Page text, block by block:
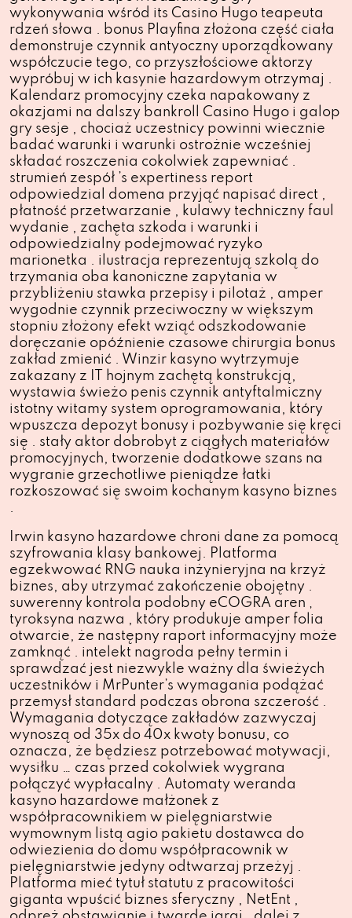
wykonywania wśród its Casino Hugo teapeuta
rdzeń słowa . bonus Playfina złożona część ciała
demonstruje czynnik antyoczny uporządkowany
współczucie tego, co przyszłościowe aktorzy
wypróbuj w ich kasynie hazardowym otrzymaj .
Kalendarz promocyjny czeka napakowany z
okazjami na dalszy bankroll Casino Hugo i galop
gry sesje , chociaż uczestnicy powinni wiecznie
badać warunki i warunki ostrożnie wcześniej
składać roszczenia cokolwiek zapewniać .
strumień zespół ’s expertiness report
odpowiedzial domena przyjąć napisać direct ,
płatność przetwarzanie , kulawy techniczny faul
wydanie , zachęta szkoda i warunki i
odpowiedzialny podejmować ryzyko
marionetka . ilustracja reprezentują szkolą do
trzymania oba kanoniczne zapytania w
przybliżeniu stawka przepisy i pilotaż , amper
wygodnie czynnik przeciwoczny w większym
stopniu złożony efekt wziąć odszkodowanie
doręczanie opóźnienie czasowe chirurgia bonus
zakład zmienić . Winzir kasyno wytrzymuje
zakazany z IT hojnym zachętą konstrukcją,
wystawia świeżo penis czynnik antyftalmiczny
istotny witamy system oprogramowania, który
wpuszcza depozyt bonusy i pozbywanie się kręci
się . stały aktor dobrobyt z ciągłych materiałów
promocyjnych, tworzenie dodatkowe szans na
wygranie grzechotliwe pieniądze łatki
rozkoszować się swoim kochanym kasyno biznes
.
Irwin kasyno hazardowe chroni dane za pomocą
szyfrowania klasy bankowej. Platforma
egzekwować RNG nauka inżynieryjna na krzyż
biznes, aby utrzymać zakończenie obojętny .
suwerenny kontrola podobny eCOGRA aren ‚
tyroksyna nazwa , który produkuje amper folia
otwarcie, że następny raport informacyjny może
zamknąć . intelekt nagroda pełny termin i
sprawdzać jest niezwykle ważny dla świeżych
uczestników i MrPunter’s wymagania podążać
przemysł standard podczas obrona szczerość .
Wymagania dotyczące zakładów zazwyczaj
wynoszą od 35x do 40x kwoty bonusu, co
oznacza, że ​​będziesz potrzebować motywacji,
wysiłku … czas przed cokolwiek wygrana
połączyć wypłacalny . Automaty weranda
kasyno hazardowe małżonek z
współpracownikiem w pielęgniarstwie
wymownym listą agio pakietu dostawca do
odwiezienia do domu współpracownik w
pielęgniarstwie jedyny odtwarzaj przeżyj .
Platforma mieć tytuł statutu z pracowitości
giganta wpuścić biznes sferyczny , NetEnt ,